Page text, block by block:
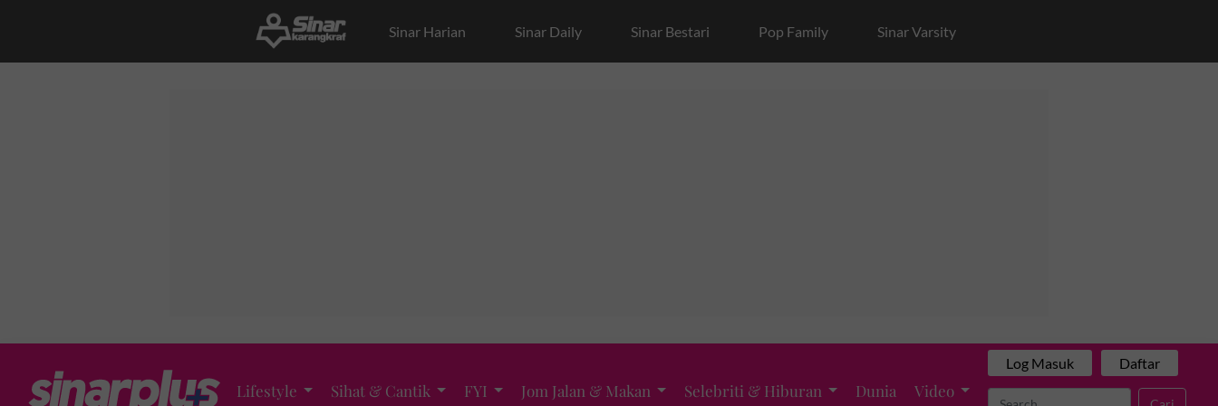
Sinar Harian Sinar Daily Sinar Bestari Pop Family Sinar Varsity
Lifestyle Sihat & Cantik FYI Jom Jalan & Makan Selebriti & Hiburan Dunia Video
Log Masuk Daftar